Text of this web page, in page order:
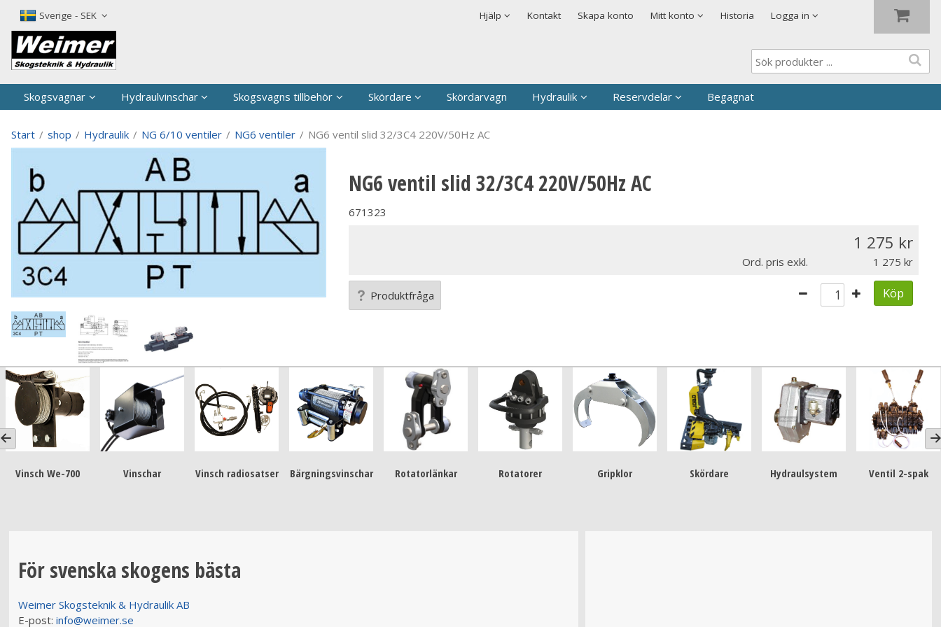
Sverige - SEK Hjälp
Säkerhet & Cookies Kontakt Skapa konto Mitt konto Historia Logga in
Lösenord
Skapa nytt konto
Skogsvagnar Hydraulvinschar Skogsvagns tillbehör Skördare Skördarvagn Hydraulik Reservdelar Begagnat
Start / shop / Hydraulik / NG 6/10 ventiler / NG6 ventiler / NG6 ventil slid 32/3C4 220V/50Hz AC
NG6 ventil slid 32/3C4 220V/50Hz AC
671323
1 275
Ord. pris exkl. 1 275
Produktfråga Köp
Vinsch We-700 Vinschar Vinsch radiosatser Bärgningsvinschar Rotatorlänkar Rotatorer Gripklor Skördare Hydraulsystem Ventil 2-spak
För svenska skogens bästa
Weimer Skogsteknik & Hydraulik AB
E-post: info@weimer.se